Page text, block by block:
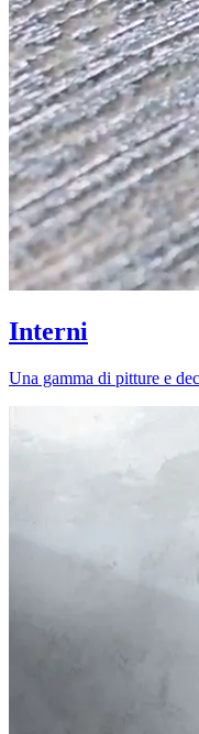
Interni
Una gamma di pitture e